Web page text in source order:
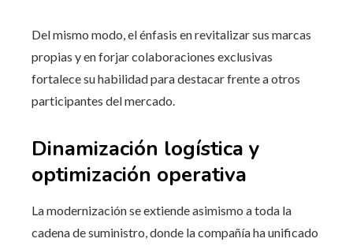
Del mismo modo, el énfasis en revitalizar sus marcas
propias y en forjar colaboraciones exclusivas
fortalece su habilidad para destacar frente a otros
participantes del mercado.
Dinamización logística y
optimización operativa
La modernización se extiende asimismo a toda la
cadena de suministro, donde la compañía ha unificado